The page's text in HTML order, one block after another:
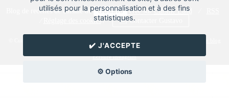
utilisés pour la personnalisation et à des fins
statistiques.
✔️ J'ACCEPTE
⚙️ Options
Blog de recettes de cuisine de Gustavo créé surCuisineLand
Réglage des cookies/ ✉️ Contacter Gustavo
de cuisine
Ecriture Instagram